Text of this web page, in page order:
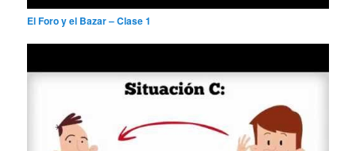
El Foro y el Bazar – Clase 1